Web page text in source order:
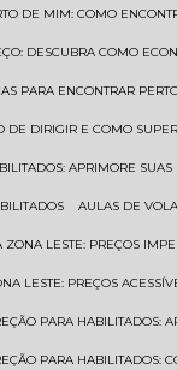
DE MIM: COMO
DESCUBRA COMO
PARA ENCONTRAR
DE DIRIGIR E COMO
APRIMORE
AULAS DE
ZONA LESTE: PREÇOS
LESTE: PREÇOS
PARA
PARA